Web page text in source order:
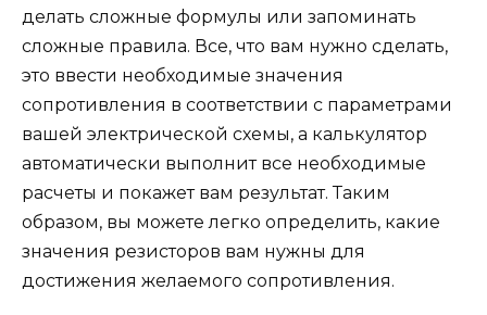
делать сложные формулы или запоминать
сложные правила. Все, что вам нужно сделать,
это ввести необходимые значения
сопротивления в соответствии с параметрами
вашей электрической схемы, а калькулятор
автоматически выполнит все необходимые
расчеты и покажет вам результат. Таким
образом, вы можете легко определить, какие
значения резисторов вам нужны для
достижения желаемого сопротивления.